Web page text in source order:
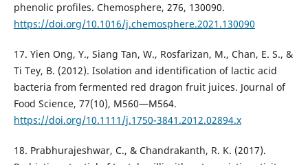
phenolic profiles. Chemosphere, 276, 130090.
https://doi.org/10.1016/j.chemosphere.2021.130090
17. Yien Ong, Y., Siang Tan, W., Rosfarizan, M., Chan, E. S., &
Ti Tey, B. (2012). Isolation and identification of lactic acid
bacteria from fermented red dragon fruit juices. Journal of
Food Science, 77(10), M560—M564.
https://doi.org/10.1111/j.1750-3841.2012.02894.x
18. Prabhurajeshwar, C., & Chandrakanth, R. K. (2017).